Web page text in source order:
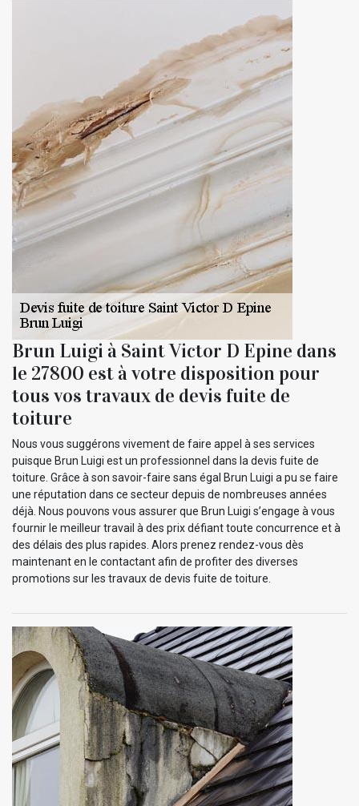
Brun Luigi à Saint Victor D Epine dans
le 27800 est à votre disposition pour
tous vos travaux de devis fuite de
toiture
Nous vous suggérons vivement de faire appel à ses services
puisque Brun Luigi est un professionnel dans la devis fuite de
toiture. Grâce à son savoir-faire sans égal Brun Luigi a pu se faire
une réputation dans ce secteur depuis de nombreuses années
déjà. Nous pouvons vous assurer que Brun Luigi s’engage à vous
fournir le meilleur travail à des prix défiant toute concurrence et à
des délais des plus rapides. Alors prenez rendez-vous dès
maintenant en le contactant afin de profiter des diverses
promotions sur les travaux de devis fuite de toiture.